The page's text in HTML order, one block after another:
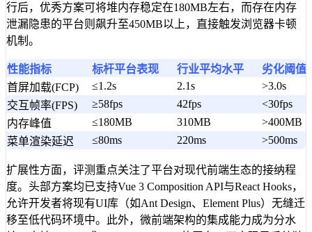
行后，优秀方案可将堆内存稳定在180MB左右，而存在内存
泄漏隐患的平台则飙升至450MB以上，直接触发浏览器卡顿
机制。
性能指标 标杆平台表现 行业平均水平
劣化阈值
首屏加载(FCP)
≤1.2s 2.1s
>3.0s
交互帧率(FPS)
≥58fps 42fps
<30fps
内存峰值
≤180MB 310MB
>400MB
菜单渲染延迟
≤80ms 220ms >500ms
扩展性方面，评测重点关注了平台对现代前端生态的接纳程
度。头部方案均已支持Vue 3 Composition API与React Hooks，
允许开发者将现有UI库（如Ant Design、Element Plus）无缝迁
移至低代码环境中。此外，微前端架构的集成能力成为分水